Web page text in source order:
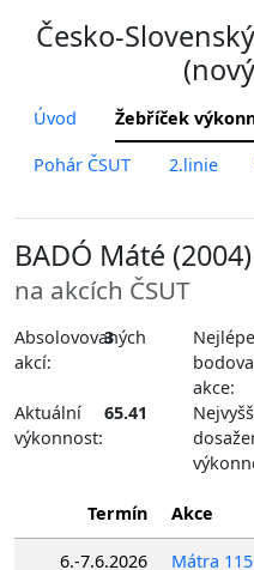
Česko-
Úvod Žebříček
Pohár ČSUT 2.linie
BADÓ Máté (2004)
na akcích ČSUT
Absolovovaných
akcí:
3
Nejlépe
akce:
Aktuální
výkonnost:
65.41
Termín Akce
6.-7.6.2026 Mátra 115